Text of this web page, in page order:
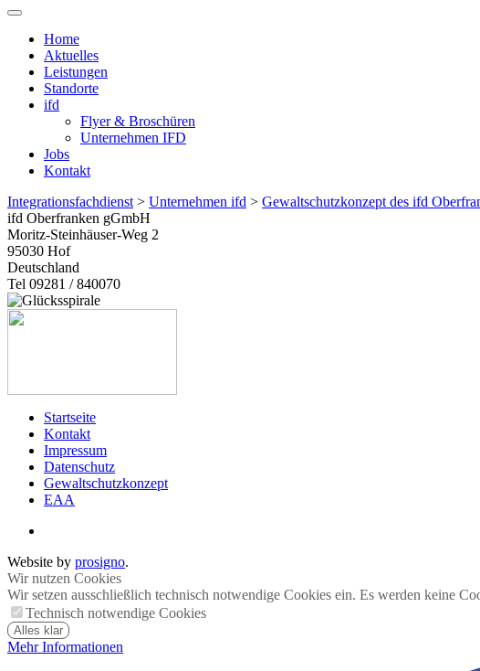
Home
Aktuelles
Leistungen
Standorte
ifd
Flyer & Broschüren
Unternehmen IFD
Jobs
Kontakt
Integrationsfachdienst > Unternehmen ifd > Gewaltschutzkonzept des ifd
ifd Oberfranken gGmbH
Moritz-Steinhäuser-Weg 2
95030 Hof
Deutschland
Tel 09281 / 840070
Startseite
Kontakt
Impressum
Datenschutz
Gewaltschutzkonzept
EAA
Website by prosigno.
Wir nutzen Cookies
Wir setzen ausschließlich technisch notwendige Cookies ein. Es werden keine
Technisch notwendige Cookies
Alles klar
Mehr Informationen